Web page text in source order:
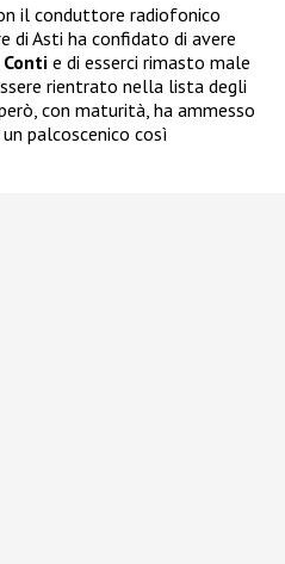
il conduttore radiofonico
di Asti ha confidato di avere
e di esserci rimasto male
rientrato nella lista degli
con maturità, ha ammesso
palcoscenico così